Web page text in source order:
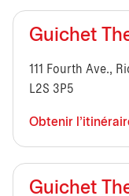
Guichet
111 Fourth Ave.,
L2S 3P5
Obtenir
Guichet